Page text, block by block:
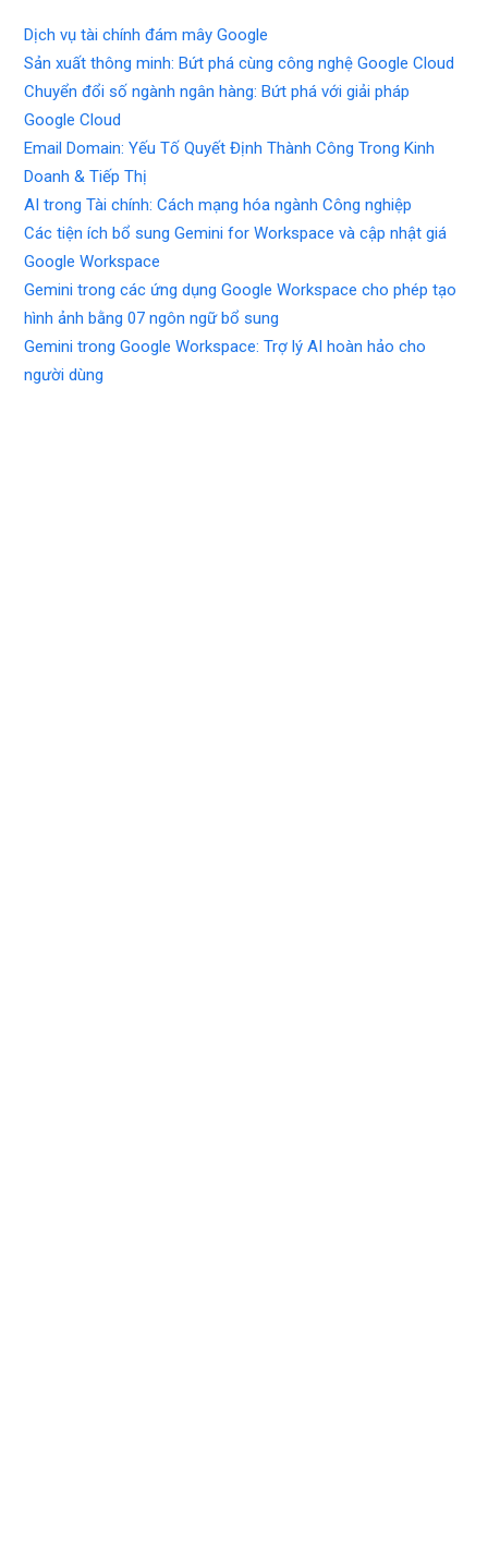
Dịch vụ tài chính đám mây Google
Sản xuất thông minh: Bứt phá cùng công nghệ Google Cloud
Chuyển đổi số ngành ngân hàng: Bứt phá với giải pháp
Google Cloud
Email Domain: Yếu Tố Quyết Định Thành Công Trong Kinh
Doanh & Tiếp Thị
AI trong Tài chính: Cách mạng hóa ngành Công nghiệp
Các tiện ích bổ sung Gemini for Workspace và cập nhật giá
Google Workspace
Gemini trong các ứng dụng Google Workspace cho phép tạo
hình ảnh bằng 07 ngôn ngữ bổ sung
Gemini trong Google Workspace: Trợ lý AI hoàn hảo cho
người dùng